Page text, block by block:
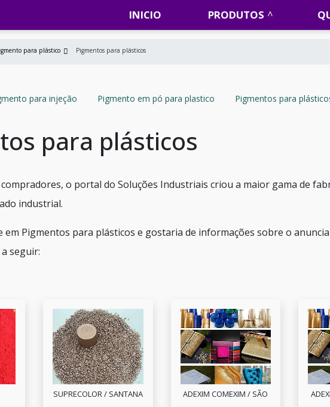
INICIO PRODUTOS
para plástico Pigmentos para plásticos
para injeção Pigmento em pó para plastico Pigmentos para
para plásticos
o portal do Soluções Industriais criou a maior gama de
industrial.
em Pigmentos para plásticos e gostaria de informações sobre o
seguir:
SUPRECOLOR / SANTANA
ADEXIM COMEXIM / SÃO